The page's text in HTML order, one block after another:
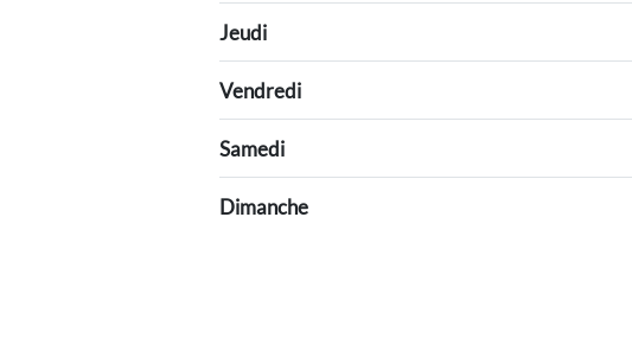
Jeudi
Vendredi
Samedi
Dimanche